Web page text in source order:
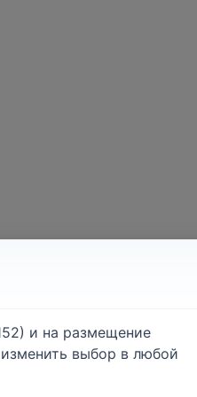
© 2026
и на размещение
выбор в любой